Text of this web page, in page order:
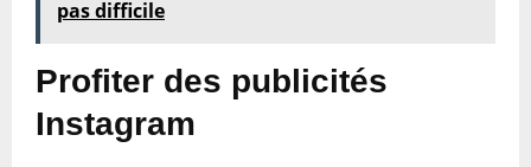
pas difficile
Profiter des publicités
Instagram